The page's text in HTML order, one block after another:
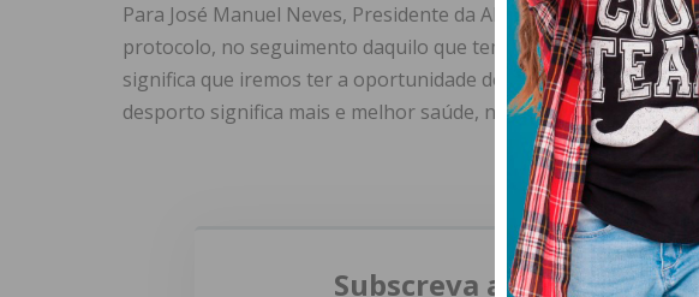
Para José Manuel Neves, Presidente da AF Porto, este
protocolo, no seguimento daquilo que temos vindo a procurar
significa que iremos ter a oportunidade de interferir
desporto significa mais e melhor saúde, não só física, mas
Subscreva a newsletter